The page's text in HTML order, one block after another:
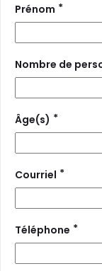
Prénom *
Nombre de
Âge(s) *
Courriel *
Téléphone *